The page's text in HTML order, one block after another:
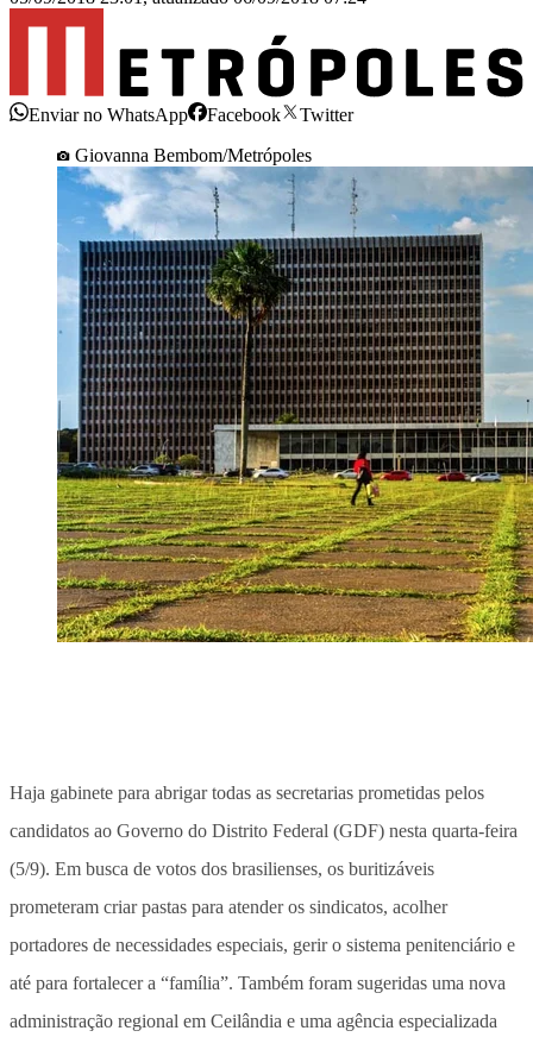
Enviar no WhatsApp Facebook
Twitter
Giovanna Bembom/Metrópoles
Haja gabinete para abrigar todas as secretarias prometidas pelos
candidatos ao Governo do Distrito Federal (GDF) nesta quarta-feira
(5/9). Em busca de votos dos brasilienses, os buritizáveis
prometeram criar pastas para atender os sindicatos, acolher
portadores de necessidades especiais, gerir o sistema penitenciário e
até para fortalecer a “família”. Também foram sugeridas uma nova
administração regional em Ceilândia e uma agência especializada